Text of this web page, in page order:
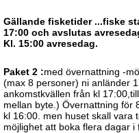
Gällande fisketider ...fiske
17:00 och avslutas
Kl. 15:00 avresedag.
Paket 2 :med övernattning -
(max 8 personer) ni anländer
ankomstkvällen från kl
mellan byte.) Övernattning för
kl 16:00. men huset skall vara
möjlighet att boka flera dagar i